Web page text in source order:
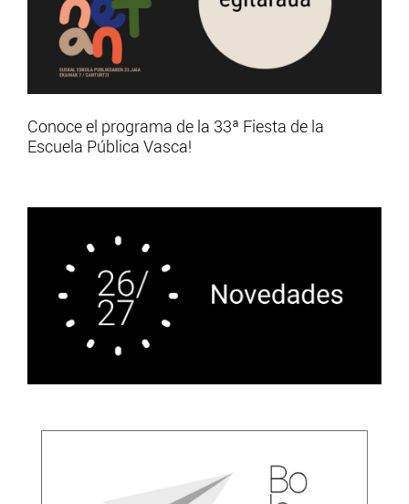
Conoce el programa de la 33ª Fiesta de la
Escuela Pública Vasca!